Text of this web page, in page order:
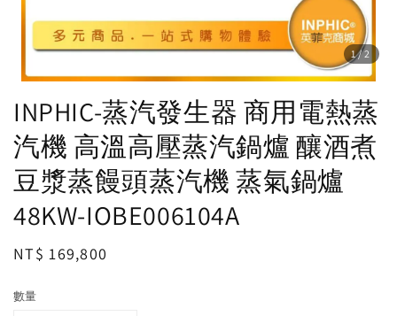
1/2
INPHIC-蒸汽發生器 商用電熱蒸
汽機 高溫高壓蒸汽鍋爐 釀酒煮
豆漿蒸饅頭蒸汽機 蒸氣鍋爐
48KW-IOBE006104A
Regular
NT$ 169,800
數量